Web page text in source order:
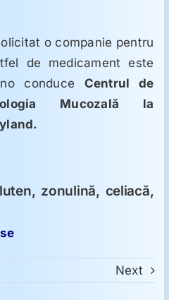
o companie pentru
de medicament este
conduce Centrul de
Mucozală la
zonulină, celiacă,
Next